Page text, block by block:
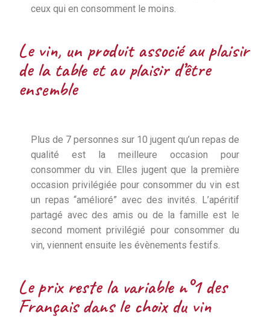
ceux qui en consomment le moins.
Le vin, un produit associé au plaisir
de la table et au plaisir d’être
ensemble
Plus de 7 personnes sur 10 jugent qu’un repas de
qualité est la meilleure occasion pour
consommer du vin. Elles jugent que la première
occasion privilégiée pour consommer du vin est
un repas “amélioré” avec des invités. L’apéritif
partagé avec des amis ou de la famille est le
second moment privilégié pour consommer du
vin, viennent ensuite les évènements festifs.
Le prix reste la variable n°1 des
Français dans le choix du vin